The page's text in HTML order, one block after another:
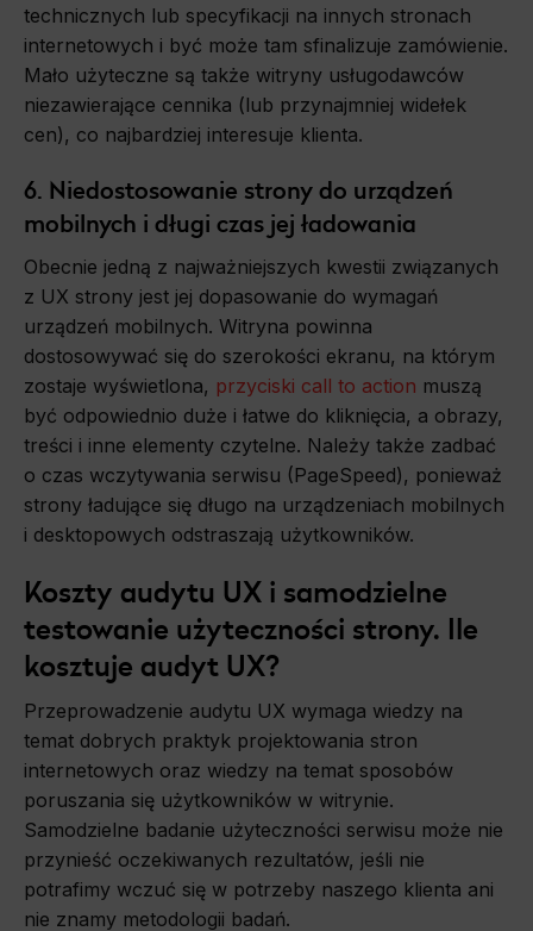
technicznych lub specyfikacji na innych stronach
internetowych i być może tam sfinalizuje zamówienie.
Mało użyteczne są także witryny usługodawców
niezawierające cennika (lub przynajmniej widełek
cen), co najbardziej interesuje klienta.
6. Niedostosowanie strony do urządzeń
mobilnych i długi czas jej ładowania
Obecnie jedną z najważniejszych kwestii związanych
z UX strony jest jej dopasowanie do wymagań
urządzeń mobilnych. Witryna powinna
dostosowywać się do szerokości ekranu, na którym
zostaje wyświetlona, przyciski call to action muszą
być odpowiednio duże i łatwe do kliknięcia, a obrazy,
treści i inne elementy czytelne. Należy także zadbać
o czas wczytywania serwisu (PageSpeed), ponieważ
strony ładujące się długo na urządzeniach mobilnych
i desktopowych odstraszają użytkowników.
Koszty audytu UX i samodzielne
testowanie użyteczności strony. Ile
kosztuje audyt UX?
Przeprowadzenie audytu UX wymaga wiedzy na
temat dobrych praktyk projektowania stron
internetowych oraz wiedzy na temat sposobów
poruszania się użytkowników w witrynie.
Samodzielne badanie użyteczności serwisu może nie
przynieść oczekiwanych rezultatów, jeśli nie
potrafimy wczuć się w potrzeby naszego klienta ani
nie znamy metodologii badań.